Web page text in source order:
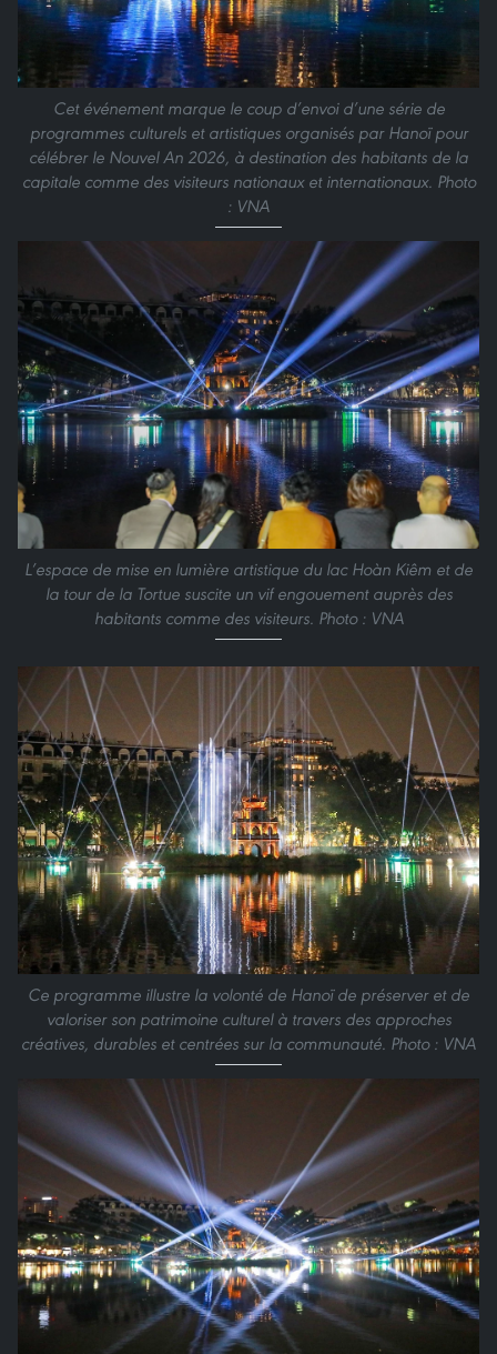
Cet événement marque le coup d’envoi d’une série de
programmes culturels et artistiques organisés par Hanoï pour
célébrer le Nouvel An 2026, à destination des habitants de la
capitale comme des visiteurs nationaux et internationaux. Photo
: VNA
L’espace de mise en lumière artistique du lac Hoàn Kiêm et de
la tour de la Tortue suscite un vif engouement auprès des
habitants comme des visiteurs. Photo : VNA
Ce programme illustre la volonté de Hanoï de préserver et de
valoriser son patrimoine culturel à travers des approches
créatives, durables et centrées sur la communauté. Photo : VNA